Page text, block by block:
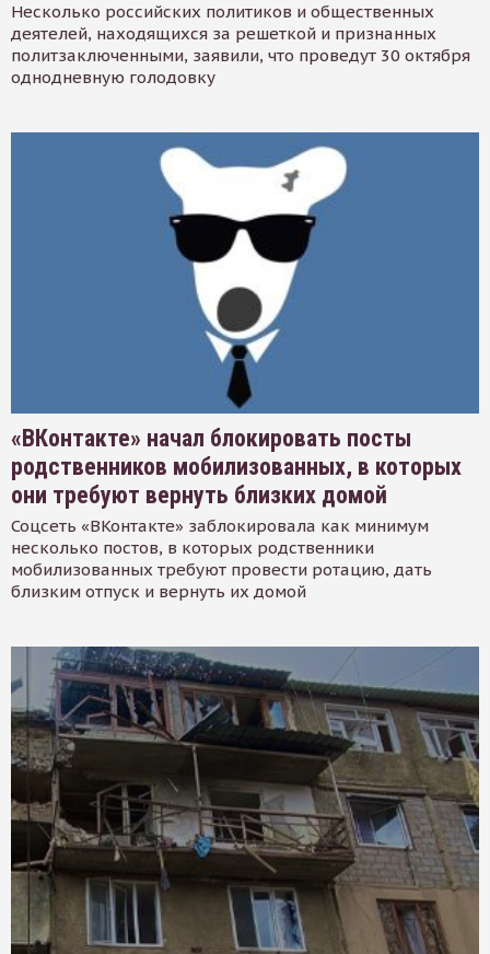
Несколько российских политиков и общественных
деятелей, находящихся за решеткой и признанных
политзаключенными, заявили, что проведут 30 октября
однодневную голодовку
«ВКонтакте» начал блокировать посты
родственников мобилизованных, в которых
они требуют вернуть близких домой
Соцсеть «ВКонтакте» заблокировала как минимум
несколько постов, в которых родственники
мобилизованных требуют провести ротацию, дать
близким отпуск и вернуть их домой